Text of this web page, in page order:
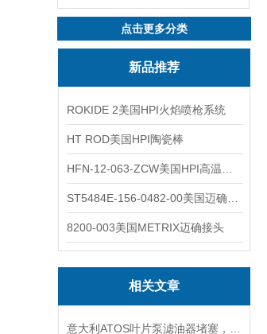
点击更多分类
新品推荐
ROKIDE 2美国HPI火焰喷枪系统
HT ROD美国HPI陶瓷棒
8200-003美国METRIX迈确接头
相关文章